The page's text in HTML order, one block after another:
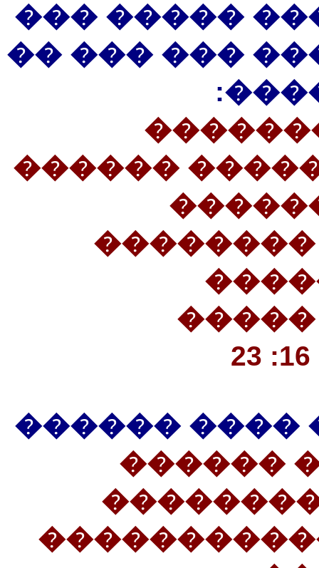
����� ���
��� ���� �
����������:
���
���
��� �� ���
(27�����
�������
�����